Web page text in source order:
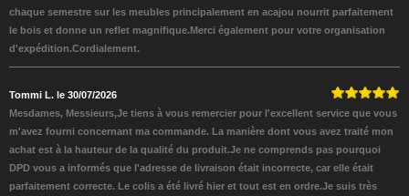
chaque semestre sur les meubles principalement en acajou nourrit parfaitement
le bois et donne un reflet magnifique.Merci également pour votre organisation
d'expédition.Cordialement.
Tommi L. le 30/07/2026
Mesdames, Messieurs,Je tiens à vous remercier pour l'excellent service que vous
m'avez fourni concernant ma commande. La manière dont vous avez traité mon
achat est à la hauteur de la qualité du produit.Je ne comprends pas pourquoi
DPD vous a informés que l'adresse de livraison était incorrecte, car elle était
parfaitement correcte. Le colis a été livré hier et tout est en ordre.Je suis très